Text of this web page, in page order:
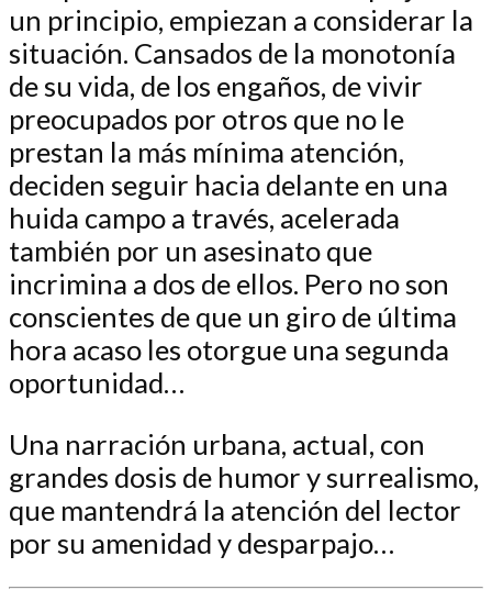
un principio, empiezan a considerar la
situación. Cansados de la monotonía
de su vida, de los engaños, de vivir
preocupados por otros que no le
prestan la más mínima atención,
deciden seguir hacia delante en una
huida campo a través, acelerada
también por un asesinato que
incrimina a dos de ellos. Pero no son
conscientes de que un giro de última
hora acaso les otorgue una segunda
oportunidad…
Una narración urbana, actual, con
grandes dosis de humor y surrealismo,
que mantendrá la atención del lector
por su amenidad y desparpajo…